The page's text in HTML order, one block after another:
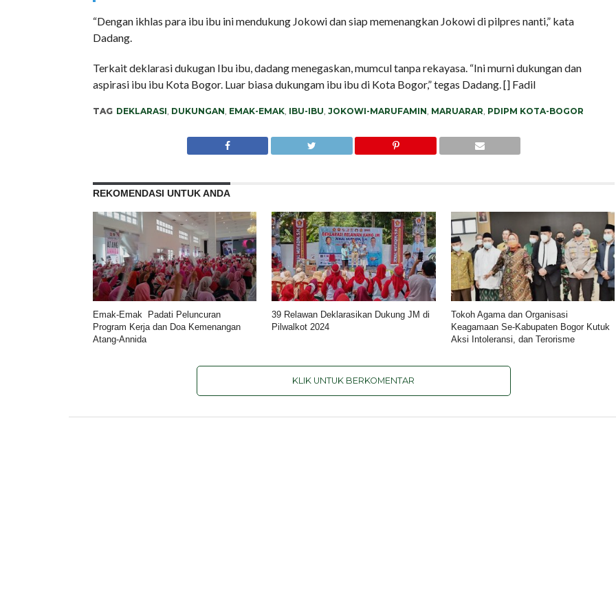
“Dengan ikhlas para ibu ibu ini mendukung Jokowi dan siap memenangkan Jokowi di pilpres nanti,” kata
Dadang.
Terkait deklarasi dukugan Ibu ibu, dadang menegaskan, mumcul tanpa rekayasa. “Ini murni dukungan dan
aspirasi ibu ibu Kota Bogor. Luar biasa dukungam ibu ibu di Kota Bogor,” tegas Dadang. [] Fadil
TAG DEKLARASI DUKUNGAN EMAK-EMAK, IBU-IBU JOKOWI-MARUFAMIN MARUARAR PDIPM KOTA-BOGOR
REKOMENDASI UNTUK ANDA
Emak-Emak Padati Peluncuran
Program Kerja dan Doa Kemenangan
Atang-Annida
39 Relawan Deklarasikan Dukung JM di
Pilwalkot 2024
Tokoh Agama dan Organisasi
Keagamaan Se-Kabupaten Bogor Kutuk
Aksi Intoleransi, dan Terorisme
KLIK UNTUK BERKOMENTAR